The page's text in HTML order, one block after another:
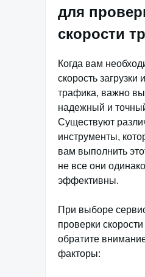
для
скорости
Когда вам
скорость загрузки
трафика, важно
надежный и
Существуют
инструменты,
вам выполнить
не все они
эффективны.
При выборе
проверки
обратите
факторы: